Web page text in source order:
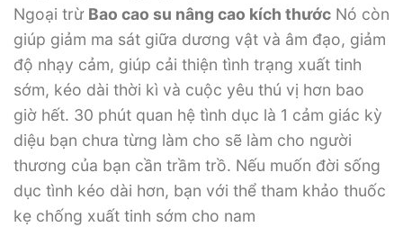
Ngoại trừ Bao cao su nâng cao kích thước Nó còn
giúp giảm ma sát giữa dương vật và âm đạo, giảm
độ nhạy cảm, giúp cải thiện tình trạng xuất tinh
sớm, kéo dài thời kì và cuộc yêu thú vị hơn bao
giờ hết. 30 phút quan hệ tình dục là 1 cảm giác kỳ
diệu bạn chưa từng làm cho sẽ làm cho người
thương của bạn cần trầm trồ. Nếu muốn đời sống
dục tình kéo dài hơn, bạn với thể tham khảo thuốc
kẹ chống xuất tinh sớm cho nam